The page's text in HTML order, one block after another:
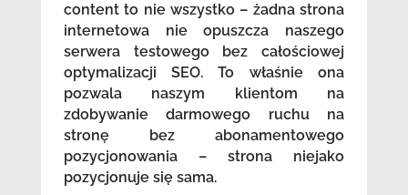
content to nie wszystko – żadna strona
internetowa nie opuszcza naszego
serwera testowego bez całościowej
optymalizacji SEO. To właśnie ona
pozwala naszym klientom na
zdobywanie darmowego ruchu na
stronę bez abonamentowego
pozycjonowania – strona niejako
pozycjonuje się sama.